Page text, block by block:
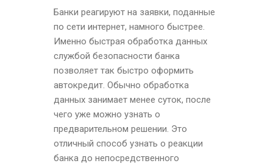
Банки реагируют на заявки, поданные
по сети интернет, намного быстрее.
Именно быстрая обработка данных
службой безопасности банка
позволяет так быстро оформить
автокредит. Обычно обработка
данных занимает менее суток, после
чего уже можно узнать о
предварительном решении. Это
отличный способ узнать о реакции
банка до непосредственного